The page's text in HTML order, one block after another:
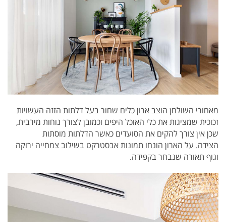
מאחורי השולחן הוצב ארון כלים שחור בעל דלתות הזזה העשויות
זכוכית שמציגות את כלי האוכל היפים וכמובן לצורך נוחות מירבית,
שכן אין צורך להקים את הסועדים כאשר הדלתות מוסתות
הצידה. על הארון הונחו תמונות אבסטרקט בשילוב צמחייה ירוקה
וגוף תאורה שנבחר בקפידה.